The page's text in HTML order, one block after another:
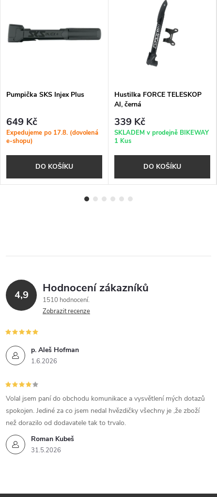
Pumpička SKS Injex Plus
649 Kč
Expedujeme po 17.8. (dovolená
e-shopu)
DO KOŠÍKU
Hustilka FORCE TELESKOP
Al, černá
339 Kč
SKLADEM v prodejně BIKEWAY
1 Kus
DO KOŠÍKU
4,9 Hodnocení zákazníků
1510 hodnocení
Zobrazit recenze
p. Aleš Hofman
1.6.2026
Roman Kubeš
31.5.2026
Volal jsem paní do obchodu komunikace a vysvětlení mých dotazů
spokojen. Jediné za co jsem nedal hvězdičky všechny je ,že zboží
než dorazilo od dodavatele tak to trvalo.